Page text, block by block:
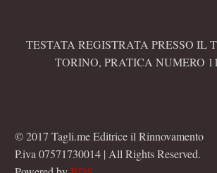
TESTATA REGISTRATA PRESSO IL
TORINO, PRATICA NUMERO
© 2017 Tagli.me Editrice il Rinnovamento
P.iva 07571730014 | All Rights Reserved.